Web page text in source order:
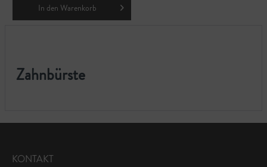
In den Warenkorb
Zahnbürste
KONTAKT